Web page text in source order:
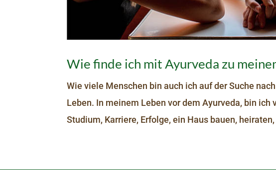
Wie finde ich mit Ayurveda zu
Wie viele Menschen bin auch ich auf der Suche
Leben. In meinem Leben vor dem Ayurveda, bin
Studium, Karriere, Erfolge, ein Haus bauen,